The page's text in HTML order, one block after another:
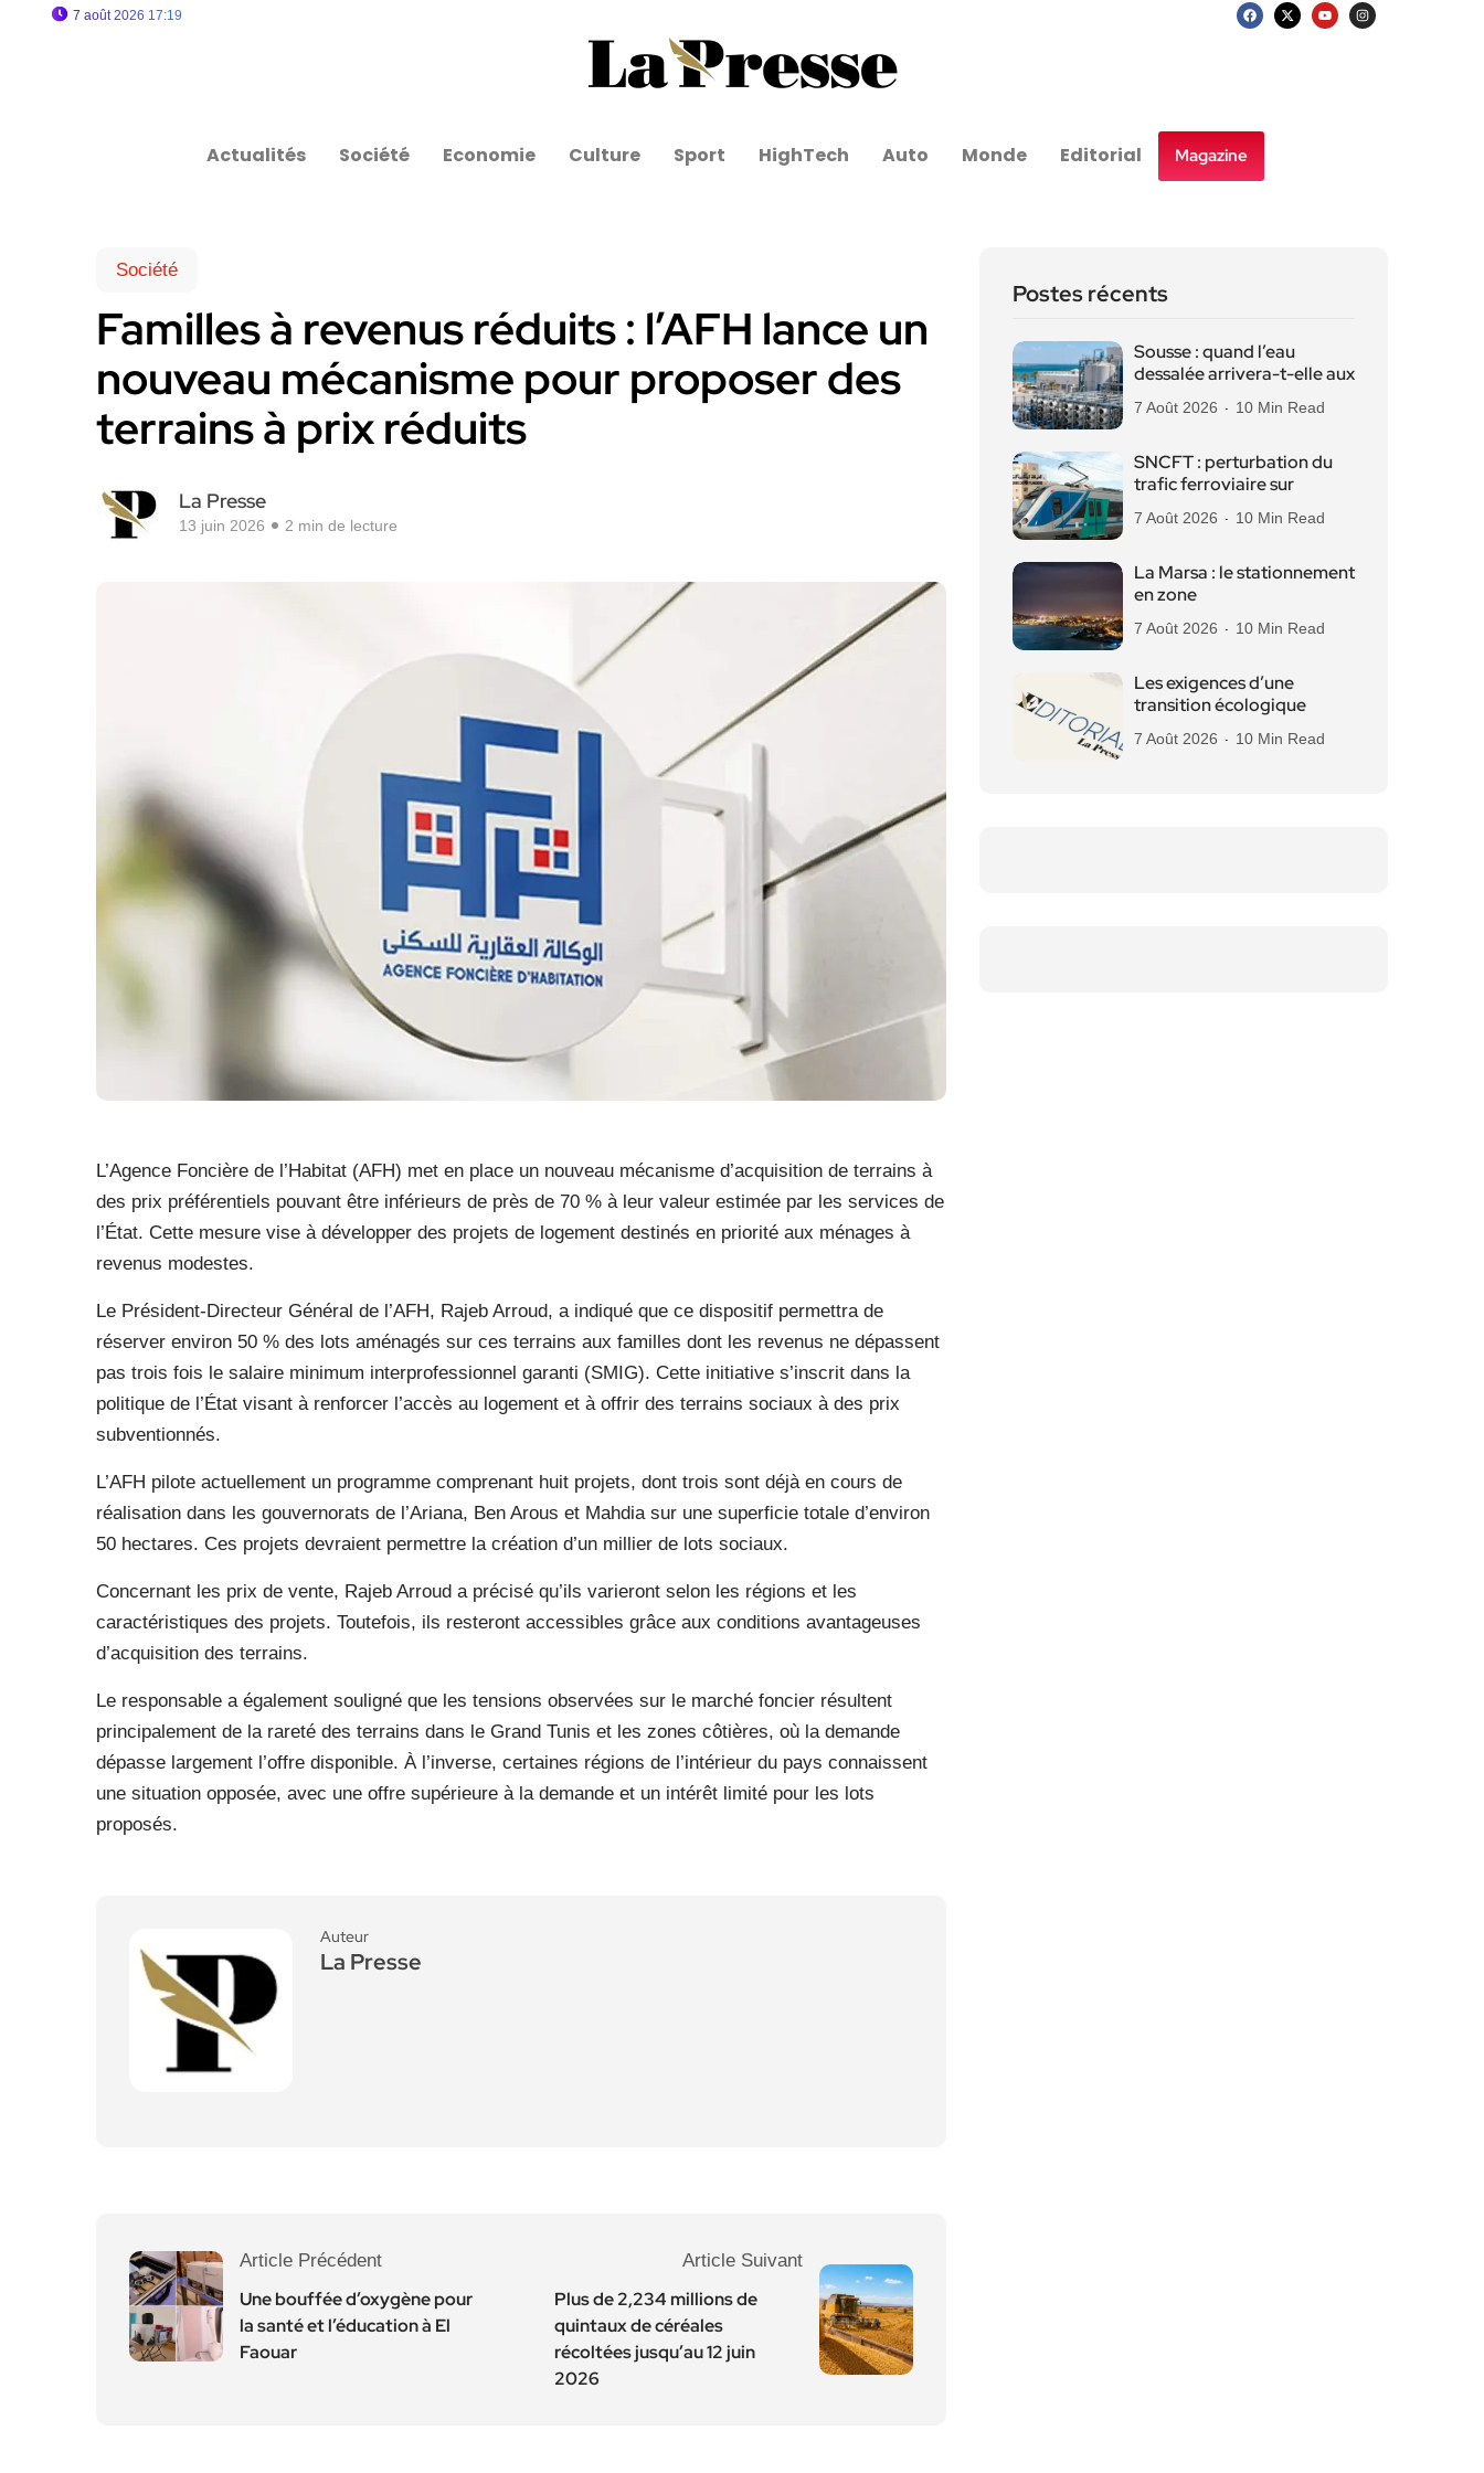
7 août 2026 17:19
Actualités Société Economie Culture Sport HighTech Auto Monde Editorial Magazine
Société
Familles à revenus réduits : l’AFH lance un
nouveau mécanisme pour proposer des
terrains à prix réduits
La Presse
13 juin 2026 2 min de lecture
L’Agence Foncière de l’Habitat (AFH) met en place un nouveau mécanisme d’acquisition de terrains à
des prix préférentiels pouvant être inférieurs de près de 70 % à leur valeur estimée par les services de
l’État. Cette mesure vise à développer des projets de logement destinés en priorité aux ménages à
revenus modestes.
Le Président-Directeur Général de l’AFH, Rajeb Arroud, a indiqué que ce dispositif permettra de
réserver environ 50 % des lots aménagés sur ces terrains aux familles dont les revenus ne dépassent
pas trois fois le salaire minimum interprofessionnel garanti (SMIG). Cette initiative s’inscrit dans la
politique de l’État visant à renforcer l’accès au logement et à offrir des terrains sociaux à des prix
subventionnés.
L’AFH pilote actuellement un programme comprenant huit projets, dont trois sont déjà en cours de
réalisation dans les gouvernorats de l’Ariana, Ben Arous et Mahdia sur une superficie totale d’environ
50 hectares. Ces projets devraient permettre la création d’un millier de lots sociaux.
Concernant les prix de vente, Rajeb Arroud a précisé qu’ils varieront selon les régions et les
caractéristiques des projets. Toutefois, ils resteront accessibles grâce aux conditions avantageuses
d’acquisition des terrains.
Le responsable a également souligné que les tensions observées sur le marché foncier résultent
principalement de la rareté des terrains dans le Grand Tunis et les zones côtières, où la demande
dépasse largement l’offre disponible. À l’inverse, certaines régions de l’intérieur du pays connaissent
une situation opposée, avec une offre supérieure à la demande et un intérêt limité pour les lots
proposés.
Auteur
La Presse
Article Précédent
Une bouffée d’oxygène pour
la santé et l’éducation à El
Faouar
Article Suivant
Plus de 2,234 millions de
quintaux de céréales
récoltées jusqu’au 12 juin
2026
Postes récents
Sousse : quand l’eau
dessalée arrivera-t-elle aux
7 Août 2026 10 Min Read
SNCFT : perturbation du
trafic ferroviaire sur
7 Août 2026 10 Min Read
La Marsa : le stationnement
en zone
7 Août 2026 10 Min Read
Les exigences d’une
transition écologique
7 Août 2026 10 Min Read